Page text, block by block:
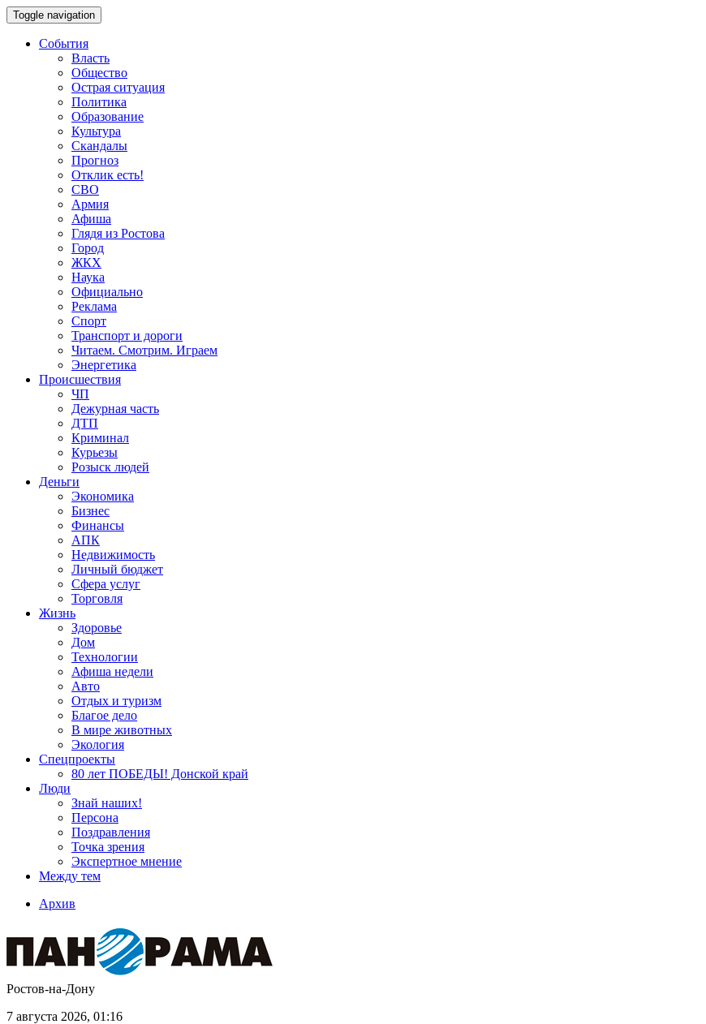
Toggle navigation
События
Власть
Общество
Острая ситуация
Политика
Образование
Культура
Скандалы
Прогноз
Отклик есть!
СВО
Армия
Афиша
Глядя из Ростова
Город
ЖКХ
Наука
Официально
Реклама
Спорт
Транспорт и дороги
Читаем. Смотрим. Играем
Энергетика
Происшествия
ЧП
Дежурная часть
ДТП
Криминал
Курьезы
Розыск людей
Деньги
Экономика
Бизнес
Финансы
АПК
Недвижимость
Личный бюджет
Сфера услуг
Торговля
Жизнь
Здоровье
Дом
Технологии
Афиша недели
Авто
Отдых и туризм
Благое дело
В мире животных
Экология
Спецпроекты
80 лет ПОБЕДЫ! Донской край
Люди
Знай наших!
Персона
Поздравления
Точка зрения
Экспертное мнение
Между тем
Архив
Ростов-на-Дону
7 августа 2026, 01:16